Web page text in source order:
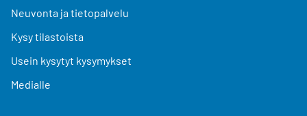
Neuvonta ja tietopalvelu
Kysy tilastoista
Usein kysytyt kysymykset
Medialle